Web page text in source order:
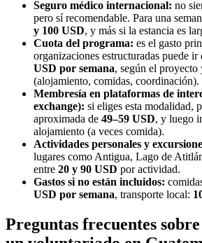
Seguro médico internacional: no
pero sí recomendable. Para una
y 100 USD, y más si la estancia es
Cuota del programa: es el gasto
organizaciones estructuradas puede ir
USD por semana, según el
(alojamiento, comidas, coordinación).
Membresía en plataformas de
exchange): si eliges esta modalidad,
aproximada de 49–59 USD, y luego
alojamiento (a veces comida).
Actividades personales y
lugares como Antigua, Lago de
entre 20 y 90 USD por actividad.
Gastos si no están incluidos:
USD por semana, transporte local:
Preguntas frecuentes